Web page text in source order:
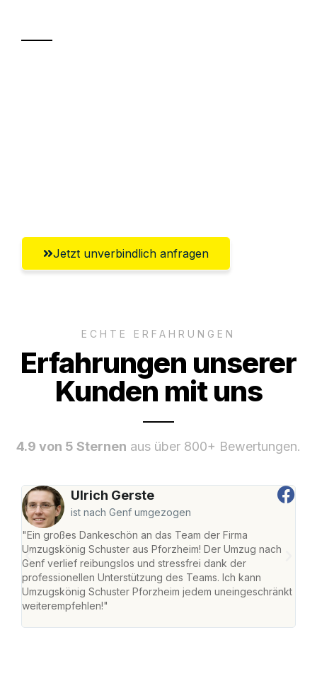
Jetzt unverbindlich anfragen
ECHTE ERFAHRUNGEN
Erfahrungen unserer
Kunden mit uns
4.9 von 5 Sternen aus über 800+ Bewertungen.
Ulrich Gerste
ist nach Genf umgezogen
"Ein großes Dankeschön an das Team der Firma
Umzugskönig Schuster aus Pforzheim! Der Umzug nach
Genf verlief reibungslos und stressfrei dank der
professionellen Unterstützung des Teams. Ich kann
Umzugskönig Schuster Pforzheim jedem uneingeschränkt
weiterempfehlen!"